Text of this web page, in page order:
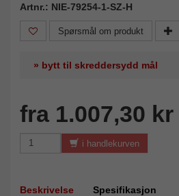
Artnr.: NIE-79254-1-SZ-H
Spørsmål om produkt
» bytt til skreddersydd mål
fra 1.007,30 kr
i handlekurven
Beskrivelse Spesifikasjon